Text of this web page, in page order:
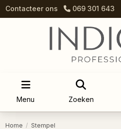
Contacteer ons 069 301 643
Menu Zoeken
Home Stempel